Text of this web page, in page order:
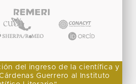
del ingreso de la científica y
Guerrero al Instituto